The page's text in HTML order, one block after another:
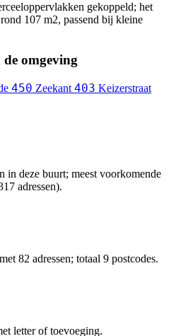
gekoppeld; het
107 m2, passend bij kleine
omgeving
450 Zeekant 403 Keizerstraat
in deze buurt; meest voorkomende
adressen).
82 adressen; totaal 9 postcodes.
letter of toevoeging.